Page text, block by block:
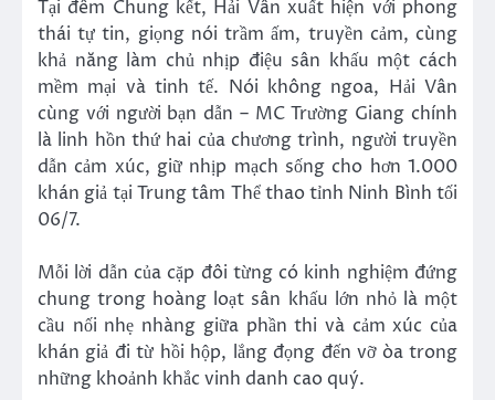
Tại đêm Chung kết, Hải Vân xuất hiện với phong
thái tự tin, giọng nói trầm ấm, truyền cảm, cùng
khả năng làm chủ nhịp điệu sân khấu một cách
mềm mại và tinh tế. Nói không ngoa, Hải Vân
cùng với người bạn dẫn – MC Trường Giang chính
là linh hồn thứ hai của chương trình, người truyền
dẫn cảm xúc, giữ nhịp mạch sống cho hơn 1.000
khán giả tại Trung tâm Thể thao tỉnh Ninh Bình tối
06/7.
Mỗi lời dẫn của cặp đôi từng có kinh nghiệm đứng
chung trong hoàng loạt sân khấu lớn nhỏ là một
cầu nối nhẹ nhàng giữa phần thi và cảm xúc của
khán giả đi từ hồi hộp, lắng đọng đến vỡ òa trong
những khoảnh khắc vinh danh cao quý.